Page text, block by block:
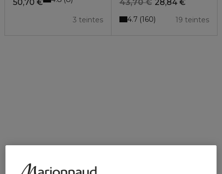
50,70 €
3 teintes
28,84 €
43,70 €
19 teintes
4.7 160